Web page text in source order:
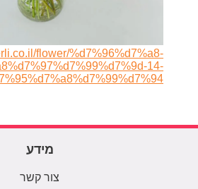
flower/%d7%96%d7%a8-
14-
מידע
צור קשר